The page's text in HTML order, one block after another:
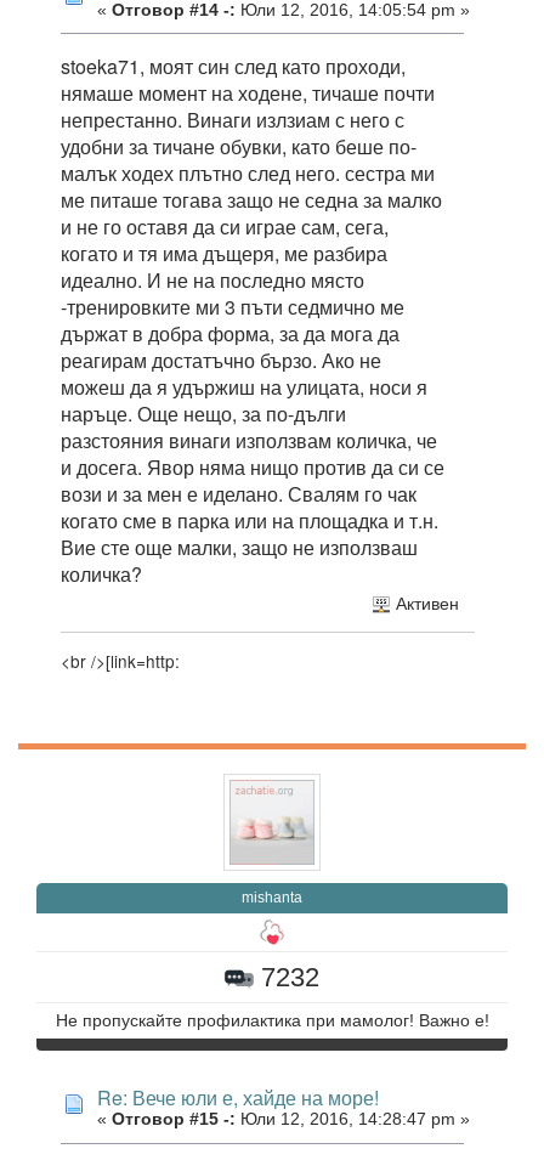
« Отговор #14 -: Юли 12, 2016, 14:05:54 pm »
stoeka71, моят син след като проходи,
нямаше момент на ходене, тичаше почти
непрестанно. Винаги излзиам с него с
удобни за тичане обувки, като беше по-
малък ходех плътно след него. сестра ми
ме питаше тогава защо не седна за малко
и не го оставя да си играе сам, сега,
когато и тя има дъщеря, ме разбира
идеално. И не на последно място
-тренировките ми 3 пъти седмично ме
държат в добра форма, за да мога да
реагирам достатъчно бързо. Ако не
можеш да я удържиш на улицата, носи я
наръце. Още нещо, за по-дълги
разстояния винаги използвам количка, че
и досега. Явор няма нищо против да си се
вози и за мен е иделано. Свалям го чак
когато сме в парка или на площадка и т.н.
Вие сте още малки, защо не използваш
количка?
Активен
<br />[link=http:
mishanta
7232
Не пропускайте профилактика при мамолог! Важно е!
Re: Вече юли е, хайде на море!
« Отговор #15 -: Юли 12, 2016, 14:28:47 pm »